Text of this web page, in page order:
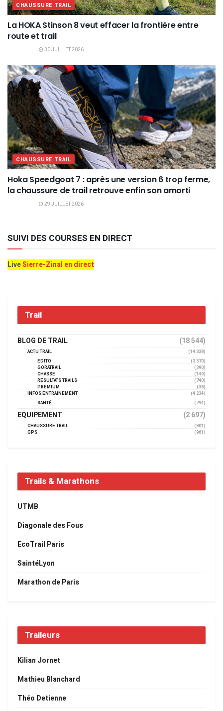
CHAUSSURE TRAIL
La HOKA Stinson 8 veut effacer la frontière entre
route et trail
30 JUILLET 2026
CHAUSSURE TRAIL
Hoka Speedgoat 7 : après une version 6 trop ferme,
la chaussure de trail retrouve enfin son amorti
29 JUILLET 2026
SUIVI DES COURSES EN DIRECT
LiveSierre-Zinal en direct
Trail
BLOG DE TRAIL (18 544)
ACTU TRAIL
(14 338)
EDITO
(3 370)
GORATRAIL
(390)
CHASSE
(149)
RÉSULTATS TRAILS
(740)
PREMIUM
(38)
INFOS ENTRAINEMENT
(4 234)
SANTÉ
(794)
EQUIPEMENT (2 697)
CHAUSSURE TRAIL
(801)
GPS
(961)
Trails & Marathons
UTMB
Diagonale des Fous
EcoTrail Paris
SaintéLyon
Marathon de Paris
Traileurs
Kilian Jornet
Mathieu Blanchard
Théo Detienne